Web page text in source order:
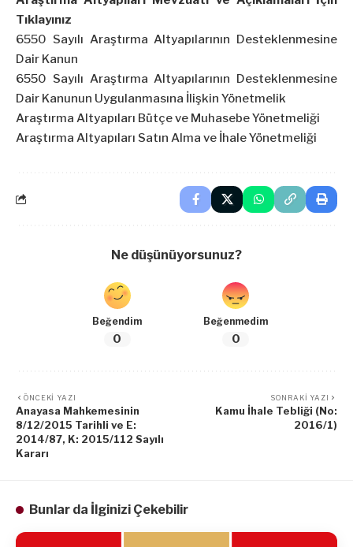
Tıklayınız
6550 Sayılı Araştırma Altyapılarının Desteklenmesine
Dair Kanun
6550 Sayılı Araştırma Altyapılarının Desteklenmesine
Dair Kanunun Uygulanmasına İlişkin Yönetmelik
Araştırma Altyapıları Bütçe ve Muhasebe Yönetmeliği
Araştırma Altyapıları Satın Alma ve İhale Yönetmeliği
Ne düşünüyorsunuz?
Beğendim
0
Beğenmedim
0
ÖNCEKI YAZI
Anayasa Mahkemesinin
8/12/2015 Tarihli ve E:
2014/87, K: 2015/112 Sayılı
Kararı
SONRAKI YAZI
Kamu İhale Tebliği (No:
2016/1)
Bunlar da İlginizi Çekebilir